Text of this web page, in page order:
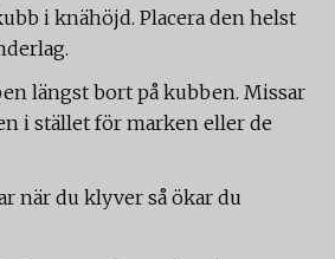
i knähöjd. Placera den helst
längst bort på kubben. Missar
i stället för marken eller de
när du klyver så ökar du